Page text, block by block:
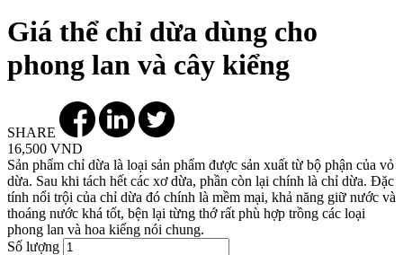
Giá thể chỉ dừa dùng cho
phong lan và cây kiểng
SHARE
16,500 VND
Sản phẩm chỉ dừa là loại sản phẩm được sản xuất từ bộ phận của vỏ
dừa. Sau khi tách hết các xơ dừa, phần còn lại chính là chỉ dừa. Đặc
tính nổi trội của chỉ dừa đó chính là mềm mại, khả năng giữ nước và
thoáng nước khá tốt, bện lại từng thớ rất phù hợp trồng các loại
phong lan và hoa kiểng nói chung.
Số lượng